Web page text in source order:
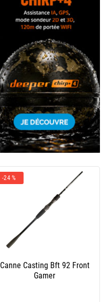
-24 %
Canne Casting Bft 92 Front
Gamer